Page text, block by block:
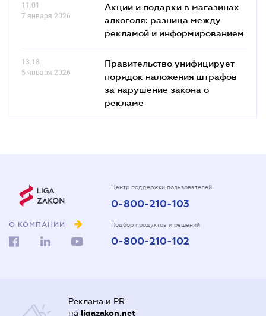
11.01
7 января 2026
Акции и подарки в магазинах
алкоголя: разница между
рекламой и информированием
13.18
5 января 2026
Правительство унифицирует
порядок наложения штрафов
за нарушение закона о
рекламе
О КОМПАНИИ
Центр поддержки пользователей
0-800-210-103
Подбор продуктов и решений
0-800-210-102
Реклама и PR
на ligazakon.net